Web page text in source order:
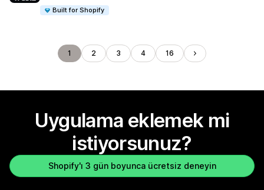
Built for Shopify
1 2 3 4 16
Uygulama eklemek mi
istiyorsunuz?
Shopify'ı 3 gün boyunca ücretsiz deneyin